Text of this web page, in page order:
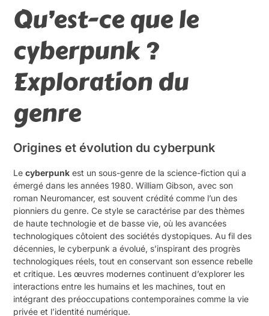
Qu’est-ce que le
cyberpunk ?
Exploration du
genre
Origines et évolution du cyberpunk
Lecyberpunk est un sous-genre de la science-fiction qui a
émergé dans les années 1980. William Gibson, avec son
roman Neuromancer, est souvent crédité comme l’un des
pionniers du genre. Ce style se caractérise par des thèmes
de haute technologie et de basse vie, où les avancées
technologiques côtoient des sociétés dystopiques. Au fil des
décennies, le cyberpunk a évolué, s’inspirant des progrès
technologiques réels, tout en conservant son essence rebelle
et critique. Les œuvres modernes continuent d’explorer les
interactions entre les humains et les machines, tout en
intégrant des préoccupations contemporaines comme la vie
privée et l’identité numérique.